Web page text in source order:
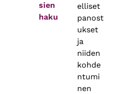
sien
haku
elliset
panost
ukset
ja
niiden
kohde
ntumi
nen